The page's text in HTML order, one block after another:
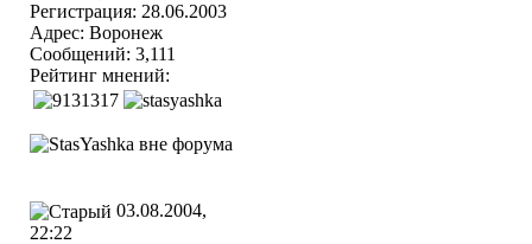
Регистрация: 28.06.2003
Адрес: Воронеж
Сообщений: 3,111
Рейтинг мнений:
03.08.2004,
22:22